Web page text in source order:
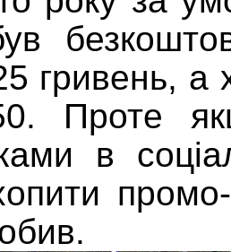
гривень, а
Проте
в